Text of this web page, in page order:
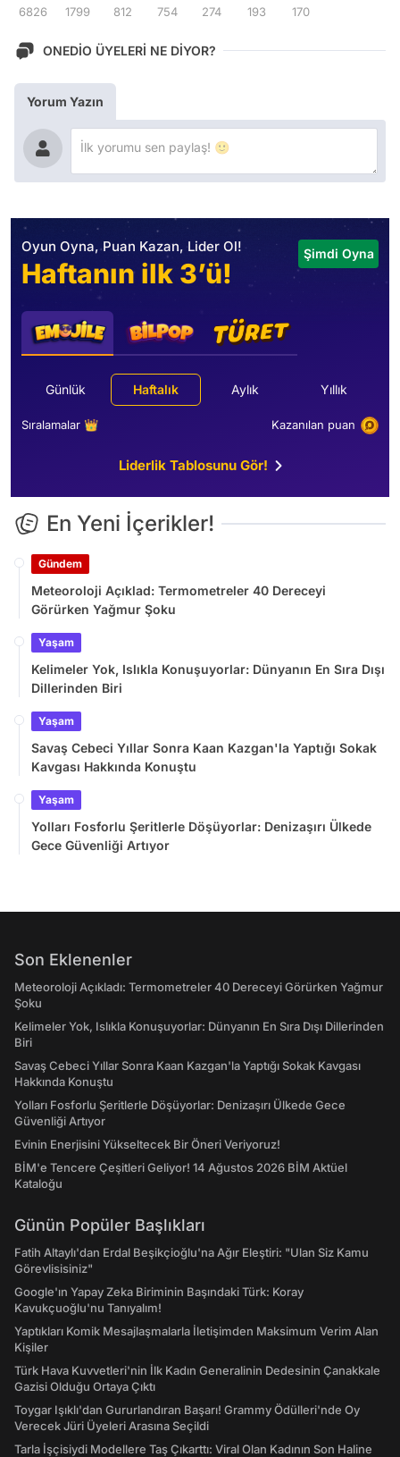
6826 1799 812 754 274 193 170
ONEDİO ÜYELERİ NE DİYOR?
Yorum Yazın
Oyun Oyna, Puan Kazan, Lider Ol!
Haftanın ilk 3’ü!
Şimdi Oyna
Günlük Haftalık Aylık Yıllık
Sıralamalar 👑 Kazanılan puan
Liderlik Tablosunu Gör!
En Yeni İçerikler!
Gündem
Meteoroloji Açıklad: Termometreler 40 Dereceyi
Görürken Yağmur Şoku
Yaşam
Kelimeler Yok, Islıkla Konuşuyorlar: Dünyanın En Sıra Dışı
Dillerinden Biri
Yaşam
Savaş Cebeci Yıllar Sonra Kaan Kazgan'la Yaptığı Sokak
Kavgası Hakkında Konuştu
Yaşam
Yolları Fosforlu Şeritlerle Döşüyorlar: Denizaşırı Ülkede
Gece Güvenliği Artıyor
Son Eklenenler
Meteoroloji Açıkladı: Termometreler 40 Dereceyi Görürken Yağmur
Şoku
Kelimeler Yok, Islıkla Konuşuyorlar: Dünyanın En Sıra Dışı Dillerinden
Biri
Savaş Cebeci Yıllar Sonra Kaan Kazgan'la Yaptığı Sokak Kavgası
Hakkında Konuştu
Yolları Fosforlu Şeritlerle Döşüyorlar: Denizaşırı Ülkede Gece
Güvenliği Artıyor
Evinin Enerjisini Yükseltecek Bir Öneri Veriyoruz!
BİM'e Tencere Çeşitleri Geliyor! 14 Ağustos 2026 BİM Aktüel
Kataloğu
Günün Popüler Başlıkları
Fatih Altaylı'dan Erdal Beşikçioğlu'na Ağır Eleştiri: "Ulan Siz Kamu
Görevlisisiniz"
Google'ın Yapay Zeka Biriminin Başındaki Türk: Koray
Kavukçuoğlu'nu Tanıyalım!
Yaptıkları Komik Mesajlaşmalarla İletişimden Maksimum Verim Alan
Kişiler
Türk Hava Kuvvetleri'nin İlk Kadın Generalinin Dedesinin Çanakkale
Gazisi Olduğu Ortaya Çıktı
Toygar Işıklı'dan Gururlandıran Başarı! Grammy Ödülleri'nde Oy
Verecek Jüri Üyeleri Arasına Seçildi
Tarla İşçisiydi Modellere Taş Çıkarttı: Viral Olan Kadının Son Haline